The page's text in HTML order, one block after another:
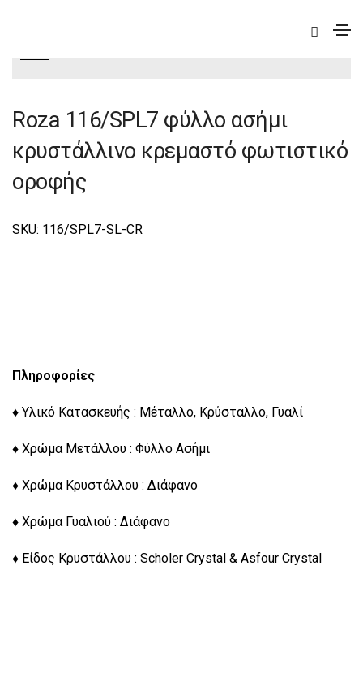
Roza Φωτιστικά Οροφής-Κρεμαστά
Roza 116/SPL7 φύλλο ασήμι
κρυστάλλινο κρεμαστό φωτιστικό
οροφής
SKU: 116/SPL7-SL-CR
Πληροφορίες
♦ Υλικό Κατασκευής : Μέταλλο, Κρύσταλλο, Γυαλί
♦ Χρώμα Μετάλλου : Φύλλο Ασήμι
♦ Χρώμα Κρυστάλλου : Διάφανο
♦ Χρώμα Γυαλιού : Διάφανο
♦ Είδος Κρυστάλλου : Scholer Crystal & Asfour Crystal